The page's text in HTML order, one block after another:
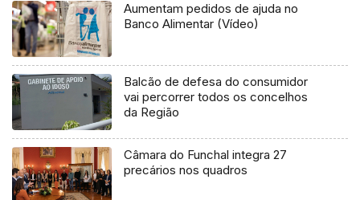
Aumentam pedidos de ajuda no
Banco Alimentar (Vídeo)
Balcão de defesa do consumidor
vai percorrer todos os concelhos
da Região
Câmara do Funchal integra 27
precários nos quadros